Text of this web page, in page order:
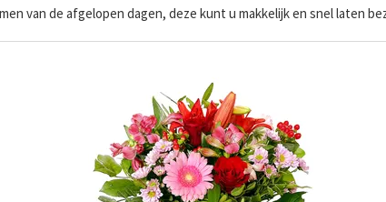
van de afgelopen dagen, deze kunt u makkelijk en snel laten